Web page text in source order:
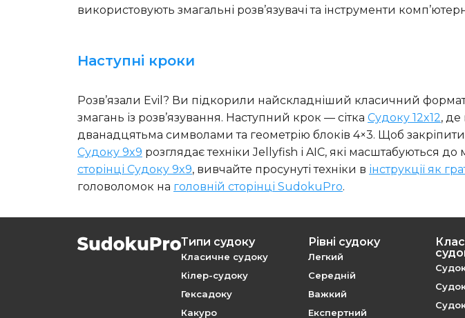
використовують змагальні розв’язувачі та інструменти
Наступні кроки
Розв’язали Evil? Ви підкорили найскладніший класичний
змагань із розв’язування. Наступний крок — сітка Судоку 12x12, де
дванадцятьма символами та геометрію блоків 4×3. Щоб закріпити
Судоку 9x9 розглядає техніки Jellyfish і AIC, які масштабуються до
сторінці Судоку 9x9, вивчайте просунуті техніки в інструкції як
головоломок на головній сторінці SudokuPro.
Типи судоку
Класичне судоку
Кілер-судоку
Гексадоку
Какуро
Рівні судоку
Легкий
Середній
Важкий
Експертний